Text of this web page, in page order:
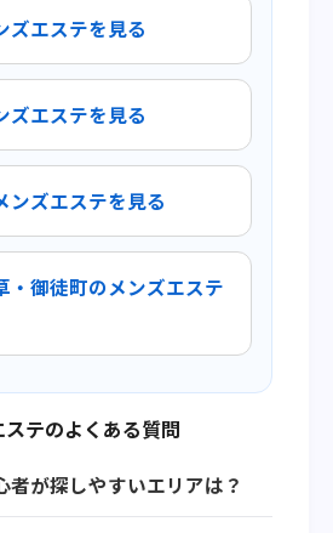
エステを見る
エステを見る
ズエステを見る
御徒町のメンズエステ
テのよくある質問
者が探しやすいエリアは？